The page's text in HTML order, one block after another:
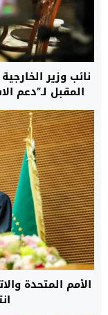
نائب وزير
المقبل لـ”دعم
الأمم المتحدة